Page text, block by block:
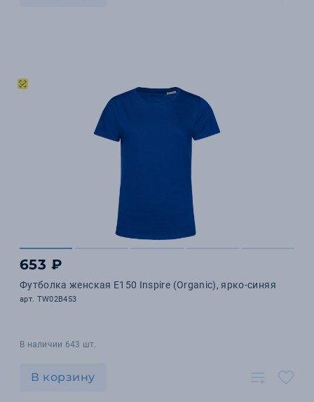
653 ₽
Футболка женская E150 Inspire (Organic), ярко-синяя
арт. TW02B453
В наличии 643 шт.
В корзину